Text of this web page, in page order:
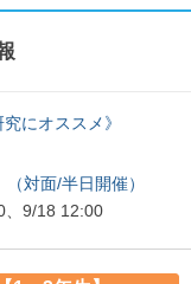
にオススメ》
対面/半日開催）
、9/18 12:00